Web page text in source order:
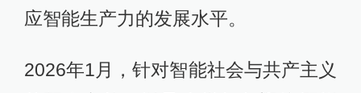
应智能生产力的发展水平。
2026年1月，针对智能社会与共产主义